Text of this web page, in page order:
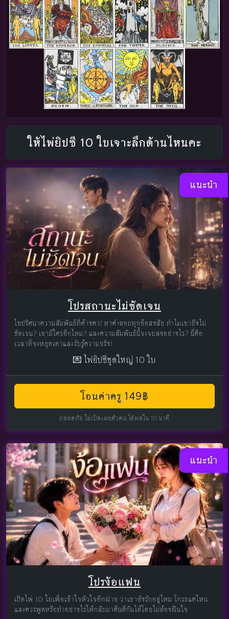
ให้ไพ่ยิปซี 10 ใบเจาะลึกด้านไหนคะ
แนะนำ
โปรสถานะไม่ชัดเจน
ไขปริศนาความสัมพันธ์ที่ค้างคา! หาคำตอบทุกข้อสงสัย ทำไมเขาถึงไม่
ชัดเจน? เขามีใครอีกไหม? และความสัมพันธ์นี้จะจบลงอย่างไร? นี่คือ
เวลาที่จะหยุดเดาและรับรู้ความจริง!
💌 ไพ่ยิปซีชุดใหญ่ 10 ใบ
โอนค่าครู 149฿
ปลอดภัย ไม่เปิดเผยตัวตน ได้ผลใน 10 นาที
แนะนำ
โปรง้อแฟน
เปิดไพ่ 10 ใบเพื่อเข้าใจหัวใจอีกฝ่าย ว่าเขายังรักอยู่ไหม โกรธแค่ไหน
และควรพูดหรือทำอย่างไรให้กลับมาคืนดีกันได้โดยไม่ต้องฝืนใจ